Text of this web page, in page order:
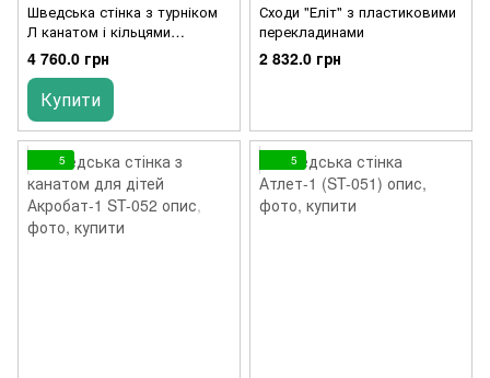
Шведська стінка з турніком
Л канатом і кільцями
Блакитний
4 760.0 грн
Купити
Сходи "Еліт" з пластиковими
перекладинами
2 832.0 грн
5 5